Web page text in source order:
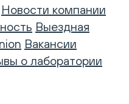
Новости компании
Выездная
Вакансии
о лаборатории